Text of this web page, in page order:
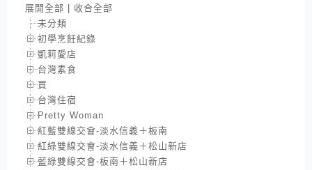
展開全部 | 收合全部
未分類
初學烹飪紀錄
凱莉愛店
台灣素食
買
台灣住宿
Pretty Woman
紅藍雙線交會-淡水信義＋板南
紅綠雙線交會-淡水信義＋松山新店
藍綠雙線交會-板南＋松山新店